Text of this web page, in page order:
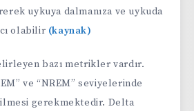
uykuya dalmanıza ve uykuda
olabilir (kaynak)
bazı metrikler vardır.
ve “NREM” seviyelerinde
gerekmektedir. Delta